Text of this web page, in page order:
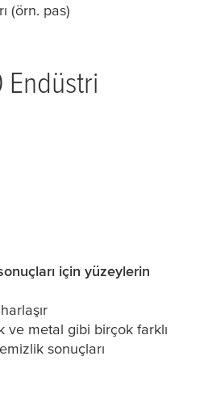
(örn. pas)
için yüzeylerin
ve metal gibi birçok farklı
sonuçları